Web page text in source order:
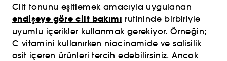
Cilt tonunu eşitlemek amacıyla uygulanan
endişeye göre cilt bakımı rutininde birbiriyle
uyumlu içerikler kullanmak gerekiyor. Örneğin;
C vitamini kullanırken niacinamide ve salisilik
asit içeren ürünleri tercih edebilirsiniz. Ancak